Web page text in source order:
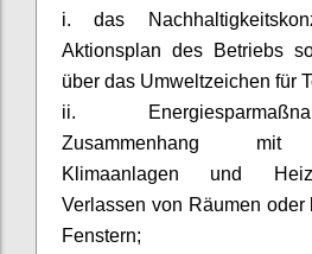
i. das
Aktionsplan des Betriebs
über das Umweltzeichen für
ii.
Zusammenhang mit
Klimaanlagen und
Verlassen von Räumen oder
Fenstern;